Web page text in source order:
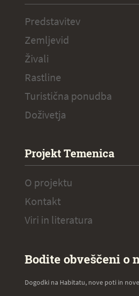
Predstavitev
Zemljevid
Živali
Rastline
Turistična ponudba
Doživetja
Projekt Temenica
O projektu
Kontakt
Viri in literatura
Bodite obveščeni o
Dogodki na Habitatu, nove poti in